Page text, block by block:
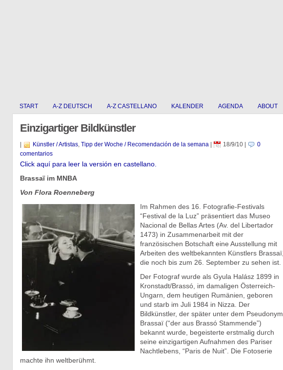
START A-Z DEUTSCH A-Z CASTELLANO KALENDER AGENDA ABOUT
Einzigartiger Bildkünstler
Künstler / Artistas, Tipp der Woche / Recomendación de la semana| 18/9/10|
0
comentarios
Click aquí para leer la versión en castellano.
Brassaï im MNBA
Von Flora Roenneberg
Im Rahmen des 16. Fotografie-Festivals
“Festival de la Luz” präsentiert das Museo
Nacional de Bellas Artes (Av. del Libertador
1473) in Zusammenarbeit mit der
französischen Botschaft eine Ausstellung mit
Arbeiten des weltbekannten Künstlers Brassaï,
die noch bis zum 26. September zu sehen ist.
Der Fotograf wurde als Gyula Halász 1899 in
Kronstadt/Brassó, im damaligen Österreich-
Ungarn, dem heutigen Rumänien, geboren
und starb im Juli 1984 in Nizza. Der
Bildkünstler, der später unter dem Pseudonym
Brassaï (“der aus Brassó Stammende”)
bekannt wurde, begeisterte erstmalig durch
seine einzigartigen Aufnahmen des Pariser
Nachtlebens, “Paris de Nuit”. Die Fotoserie
machte ihn weltberühmt.